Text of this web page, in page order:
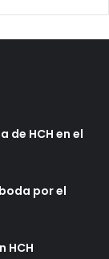
de HCH en el
por el
HCH